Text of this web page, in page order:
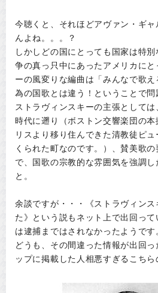
今聴くと、それほどアヴァン・ギ
んよね。。。？
しかしどの国にとっても国家は特
争の真っ只中にあったアメリカに
ーの風変りな編曲は「みんなで歌え
為の国歌とは違う！ということで問
ストラヴィンスキーの主張として
時代に遡り（ボストン交響楽団の
リスより移り住んできた清教徒ピ
くられた町なのです。）、賛美歌
で、国歌の宗教的な雰囲気を強調し
と。
余談ですが・・・《ストラヴィン
た》という説もネット上で出回っ
は逮捕まではされなかったようです
どうも、その間違った情報が出回
ップに掲載した人相悪すぎるこちら